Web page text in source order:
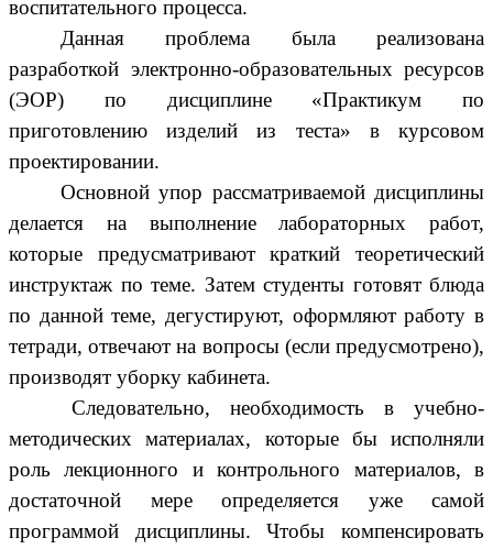
воспитательного процесса.
Данная проблема была реализована
разработкой электронно-образовательных ресурсов
(ЭОР) по дисциплине «Практикум по
приготовлению изделий из теста» в курсовом
проектировании.
Основной упор рассматриваемой дисциплины
делается на выполнение лабораторных работ,
которые предусматривают краткий теоретический
инструктаж по теме. Затем студенты готовят блюда
по данной теме, дегустируют, оформляют работу в
тетради, отвечают на вопросы (если предусмотрено),
производят уборку кабинета.
Следовательно, необходимость в учебно-
методических материалах, которые бы исполняли
роль лекционного и контрольного материалов, в
достаточной мере определяется уже самой
программой дисциплины. Чтобы компенсировать